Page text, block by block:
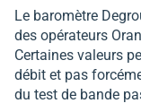
Le baromètre
des opérateurs
Certaines valeurs
débit et pas
du test de bande